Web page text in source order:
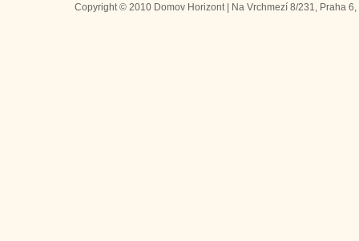
Copyright © 2010 Domov Horizont | Na Vrchmezí 8/231, Praha